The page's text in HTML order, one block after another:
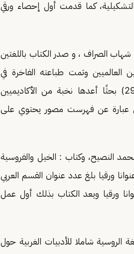
كما قدمت أول إحصاء ورقي
الصراف ، و صدر الكتاب باللغتين
العالميين وتمت طباعته الفاخرة في
.خصص المجلد الأول لعرض مجموعة من المقالات البالغة (29) بحثًا أعدها نخبة من الأكاديميين
عبارة عن فهرست مصور يحتوي على
النصيح، وكتاب : الخيل والفروسية
ببليوغرافية ) :باللغتين العربية والإنجليزية، ويحتوي على 2262عنوانا ورقيا بلغ عدد عنوان القسم العربي
واللغة الانجليزية واللغات الاخرى ( 1424 ) عنوانا ورقيا ويعد الكتاب بذلك أول عمل
شاملا للأدبيات الغربية حول